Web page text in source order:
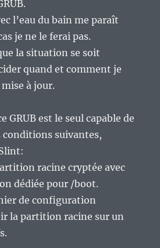
l’eau du bain me paraît
je ne le ferai pas.
la situation se soit
quand et comment je
à jour.
GRUB est le seul capable de
suivantes,
racine cryptée avec
dédiée pour /boot.
de configuration
la partition racine sur un